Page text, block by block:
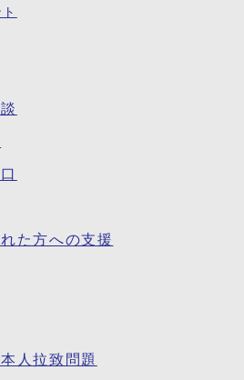
た方への支援
人拉致問題